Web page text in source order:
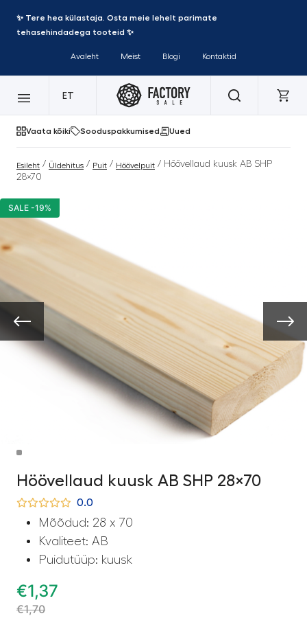
✨ Tere hea külastaja. Osta meie lehelt parimate
tehasehindadega tooteid ✨
Avaleht Meist Blogi Kontaktid
ET
Vaata kõiki Sooduspakkumised Uued
Esileht / Üldehitus / Puit / Höövelpuit / Höövellaud kuusk AB SHP
28×70
SALE -19%
Höövellaud kuusk AB SHP 28×70
0.0
Mõõdud: 28 x 70
Kvaliteet: AB
Puidutüüp: kuusk
€1,37
€1,70